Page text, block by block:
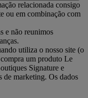
relacionada consigo
ou em combinação com
e não reunimos
utiliza o nosso site (o
um produto Le
Signature e
de marketing. Os dados